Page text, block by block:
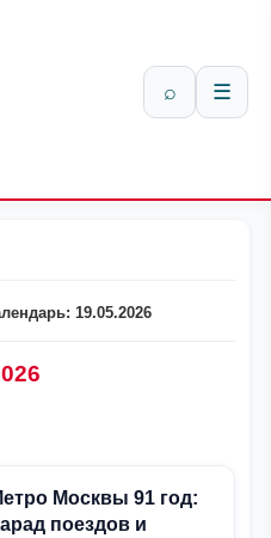
⌕ ☰
19.05.2026
Москвы 91 год:
поездов и